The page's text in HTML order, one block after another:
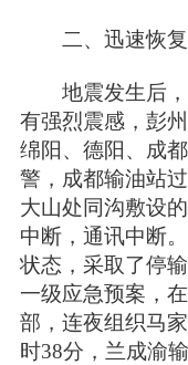
二、迅速恢复
地震发生后，
有强烈震感，彭
绵阳、德阳、成
警，成都输油站
大山处同沟敷设
中断，通讯中断
状态，采取了停
一级应急预案，
部，连夜组织马
时38分，兰成渝